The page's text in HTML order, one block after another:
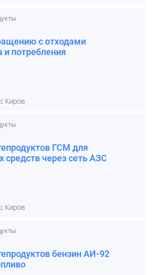
с отходами
и потребления
Киров
ГСМ для
средств через сеть АЗС
Киров
бензин АИ-92